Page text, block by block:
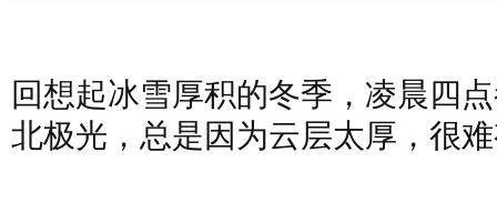
回想起冰雪厚积的冬季，凌晨四
北极光，总是因为云层太厚，很